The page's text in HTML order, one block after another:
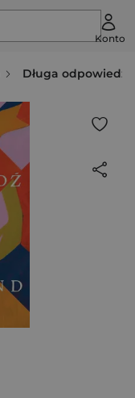
Konto
Długa odpowiedź